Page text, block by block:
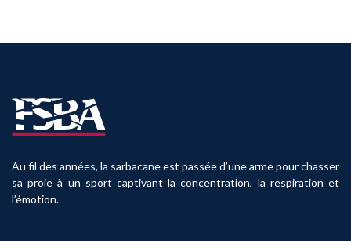
Au fil des années, la sarbacane est passée d’une arme pour chasser
sa proie à un sport captivant la concentration, la respiration et
l’émotion.